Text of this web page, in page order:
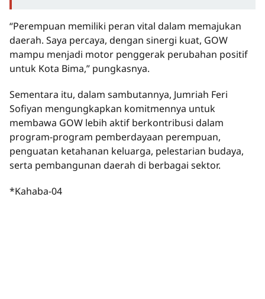
“Perempuan memiliki peran vital dalam memajukan
daerah. Saya percaya, dengan sinergi kuat, GOW
mampu menjadi motor penggerak perubahan positif
untuk Kota Bima,” pungkasnya.
Sementara itu, dalam sambutannya, Jumriah Feri
Sofiyan mengungkapkan komitmennya untuk
membawa GOW lebih aktif berkontribusi dalam
program-program pemberdayaan perempuan,
penguatan ketahanan keluarga, pelestarian budaya,
serta pembangunan daerah di berbagai sektor.
*Kahaba-04